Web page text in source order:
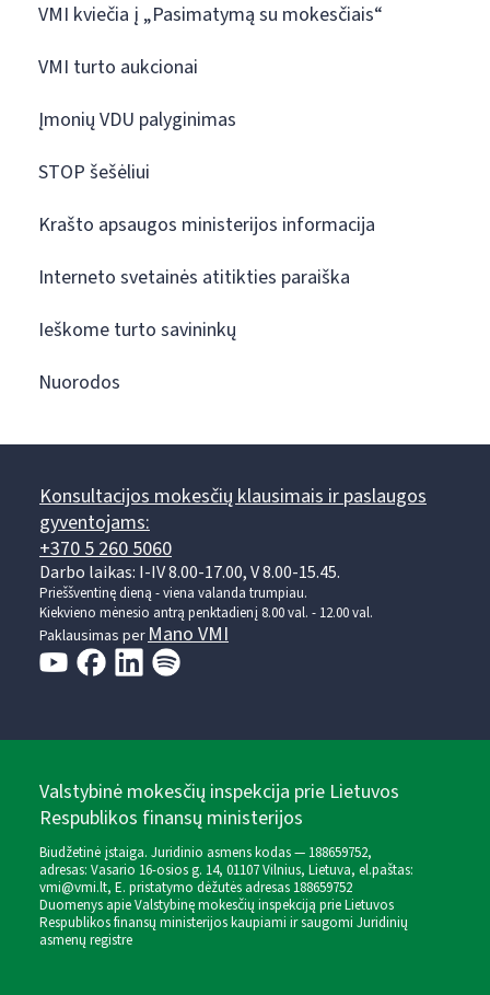
VMI kviečia į „Pasimatymą su mokesčiais“
VMI turto aukcionai
Įmonių VDU palyginimas
STOP šešėliui
Krašto apsaugos ministerijos informacija
Interneto svetainės atitikties paraiška
Ieškome turto savininkų
Nuorodos
Konsultacijos mokesčių klausimais ir paslaugos
gyventojams:
+370 5 260 5060
Darbo laikas: I-IV 8.00-17.00, V 8.00-15.45.
Prieššventinę dieną - viena valanda trumpiau.
Kiekvieno mėnesio antrą penktadienį 8.00 val. - 12.00 val.
Paklausimas perMano VMI
Valstybinė mokesčių inspekcija prie Lietuvos
Respublikos finansų ministerijos
Biudžetinė įstaiga. Juridinio asmens kodas — 188659752,
adresas: Vasario 16-osios g. 14, 01107 Vilnius, Lietuva, el.paštas:
vmi@vmi.lt, E. pristatymo dėžutės adresas 188659752
Duomenys apie Valstybinę mokesčių inspekciją prie Lietuvos
Respublikos finansų ministerijos kaupiami ir saugomi Juridinių
asmenų registre